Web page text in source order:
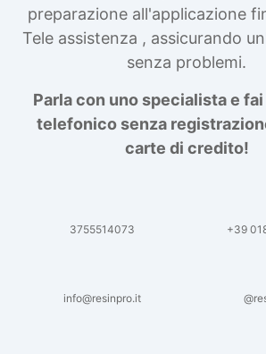
preparazione all'applicazione
Tele assistenza , assicurando
senza problemi.
Parla con uno specialista e
telefonico senza
carte di credito!
3755514073 +39
info@resinpro.it